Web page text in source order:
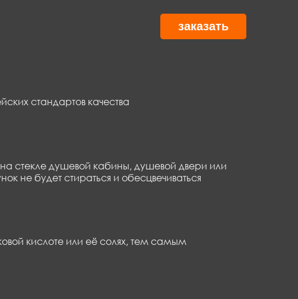
заказать
стандартов качества
стекле душевой кабины, душевой двери или
не будет стираться и обесцвечиваться
кислоте или её солях, тем самым